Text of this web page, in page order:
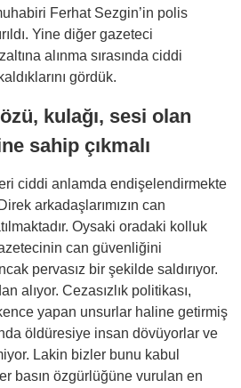
Ferhat Sezgin’in polis
Yine diğer gazeteci
alınma sırasında ciddi
gördük.
kulağı, sesi olan
sahip çıkmalı
ciddi anlamda endişelendirmekte
arkadaşlarımızın can
Oysaki oradaki kolluk
can güvenliğini
pervasız bir şekilde saldırıyor.
alıyor. Cezasızlık politikası,
yapan unsurlar haline getirmiş
öldüresiye insan dövüyorlar ve
Lakin bizler bunu kabul
basın özgürlüğüne vurulan en